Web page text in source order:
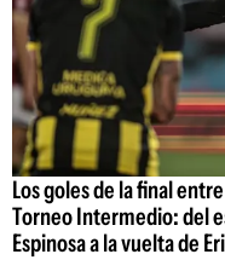
Los goles de la final
Torneo Intermedio: del
Espinosa a la vuelta de